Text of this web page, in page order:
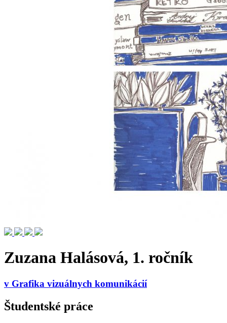
Zuzana Halásová, 1. ročník
v Grafika vizuálnych komunikácií
Študentské práce